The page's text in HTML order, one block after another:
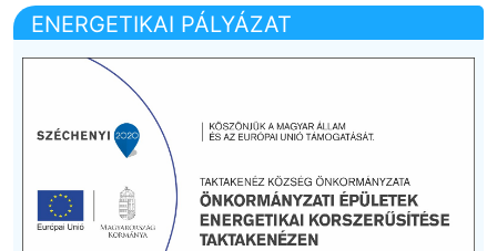
ENERGETIKAI PÁLYÁZAT